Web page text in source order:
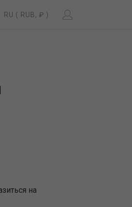
RU ( RUB, ₽ )
на